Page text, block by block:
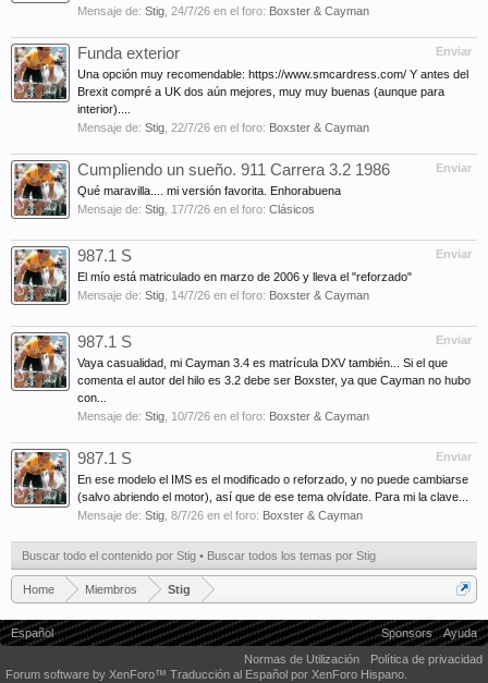
Mensaje de: Stig 24/7/26 en el foro: Boxster & Cayman
Enviar
Funda exterior
Una opción muy recomendable: https://www.smcardress.com/ Y antes del
Brexit compré a UK dos aún mejores, muy muy buenas (aunque para
interior)....
Mensaje de: Stig 22/7/26 en el foro: Boxster & Cayman
Enviar
Cumpliendo un sueño. 911 Carrera 3.2 1986
Qué maravilla.... mi versión favorita. Enhorabuena
Mensaje de: Stig 17/7/26 en el foro: Clásicos
Enviar
987.1 S
El mío está matriculado en marzo de 2006 y lleva el "reforzado"
Mensaje de: Stig 14/7/26 en el foro: Boxster & Cayman
Enviar
987.1 S
Vaya casualidad, mi Cayman 3.4 es matrícula DXV también... Si el que
comenta el autor del hilo es 3.2 debe ser Boxster, ya que Cayman no hubo
con...
Mensaje de: Stig 10/7/26 en el foro: Boxster & Cayman
Enviar
987.1 S
En ese modelo el IMS es el modificado o reforzado, y no puede cambiarse
(salvo abriendo el motor), así que de ese tema olvídate. Para mi la clave...
Mensaje de: Stig 8/7/26 en el foro: Boxster & Cayman
Buscar todo el contenido por Stig Buscar todos los temas por Stig
Home Miembros Stig
Español Sponsors
Ayuda
Normas de Utilización
Política de privacidad
Forum software by XenForo™ Traducción al Español por XenForo Hispano.